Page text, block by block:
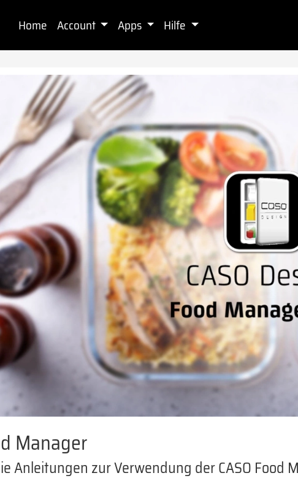
Home Account Apps Hilfe
Manager
Anleitungen zur Verwendung der CASO Food